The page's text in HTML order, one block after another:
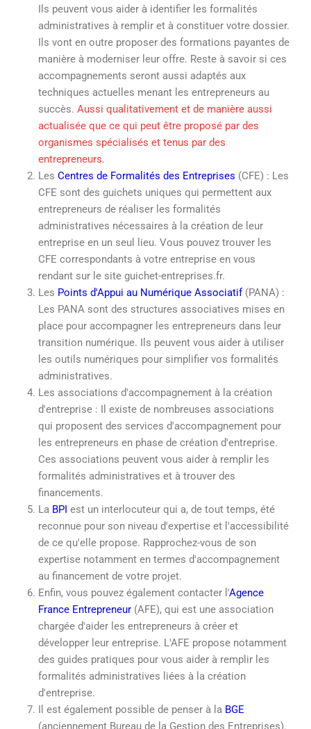
Ils peuvent vous aider à identifier les formalités
administratives à remplir et à constituer votre dossier.
Ils vont en outre proposer des formations payantes de
manière à moderniser leur offre. Reste à savoir si ces
accompagnements seront aussi adaptés aux
techniques actuelles menant les entrepreneurs au
succès. Aussi qualitativement et de manière aussi
actualisée que ce qui peut être proposé par des
organismes spécialisés et tenus par des
entrepreneurs.
Les Centres de Formalités des Entreprises (CFE) : Les
CFE sont des guichets uniques qui permettent aux
entrepreneurs de réaliser les formalités
administratives nécessaires à la création de leur
entreprise en un seul lieu. Vous pouvez trouver les
CFE correspondants à votre entreprise en vous
rendant sur le site guichet-entreprises.fr.
Les Points d'Appui au Numérique Associatif (PANA) :
Les PANA sont des structures associatives mises en
place pour accompagner les entrepreneurs dans leur
transition numérique. Ils peuvent vous aider à utiliser
les outils numériques pour simplifier vos formalités
administratives.
Les associations d'accompagnement à la création
d'entreprise : Il existe de nombreuses associations
qui proposent des services d'accompagnement pour
les entrepreneurs en phase de création d'entreprise.
Ces associations peuvent vous aider à remplir les
formalités administratives et à trouver des
financements.
La BPI est un interlocuteur qui a, de tout temps, été
reconnue pour son niveau d'expertise et l'accessibilité
de ce qu'elle propose. Rapprochez-vous de son
expertise notamment en termes d'accompagnement
au financement de votre projet.
Enfin, vous pouvez également contacter l'Agence
France Entrepreneur (AFE), qui est une association
chargée d'aider les entrepreneurs à créer et
développer leur entreprise. L'AFE propose notamment
des guides pratiques pour vous aider à remplir les
formalités administratives liées à la création
d'entreprise.
Il est également possible de penser à la BGE
(anciennement Bureau de la Gestion des Entreprises).